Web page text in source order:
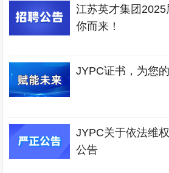
江苏英才集团2025
你而来！
JYPC证书，为您
JYPC关于依法维
公告